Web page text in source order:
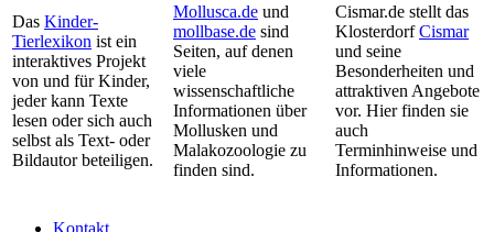
Das Kinder-
Tierlexikon ist ein
interaktives Projekt
von und für Kinder,
jeder kann Texte
lesen oder sich auch
selbst als Text- oder
Bildautor beteiligen.
Mollusca.de und
mollbase.de sind
Seiten, auf denen
viele
wissenschaftliche
Informationen über
Mollusken und
Malakozoologie zu
finden sind.
Cismar.de stellt das
KlosterdorfCismar
und seine
Besonderheiten und
attraktiven Angebote
vor. Hier finden sie
auch
Terminhinweise und
Informationen.
Kontakt